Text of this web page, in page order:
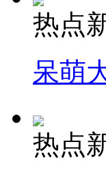
热点
呆萌
热点